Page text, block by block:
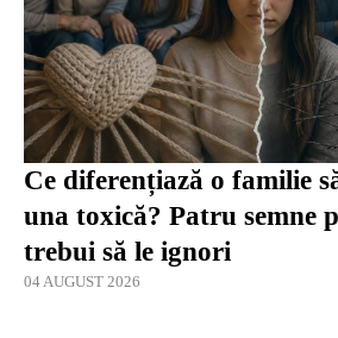
Ce diferențiază o familie
una toxică? Patru semne
trebui să le ignori
04 AUGUST 2026